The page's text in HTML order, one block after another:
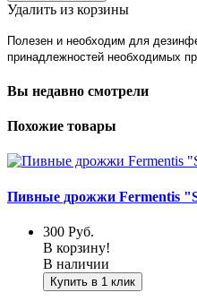
Удалить из корзины
Полезен и необходим для
принадлежностей необходимых
Вы недавно смотрели
Похожие товары
Пивные дрожжи Fermentis
300 Руб.
В корзину!
В наличии
Купить в 1 клик